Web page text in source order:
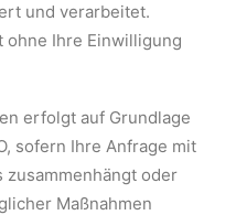
und verarbeitet.
ohne Ihre Einwilligung
erfolgt auf Grundlage
sofern Ihre Anfrage mit
oder
Maßnahmen